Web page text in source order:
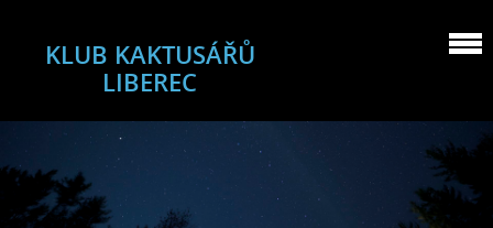
KLUB KAKTUSÁŘŮ
LIBEREC